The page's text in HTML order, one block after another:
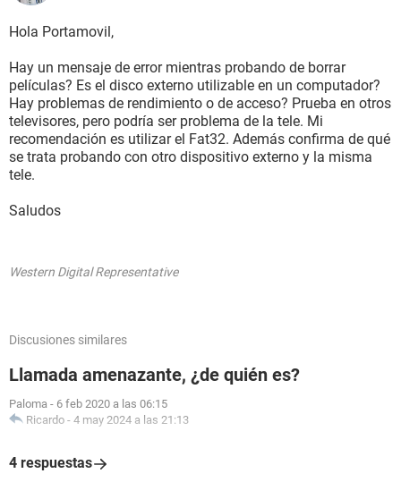
Hola Portamovil,
Hay un mensaje de error mientras probando de borrar
películas? Es el disco externo utilizable en un computador?
Hay problemas de rendimiento o de acceso? Prueba en otros
televisores, pero podría ser problema de la tele. Mi
recomendación es utilizar el Fat32. Además confirma de qué
se trata probando con otro dispositivo externo y la misma
tele.
Saludos
Western Digital Representative
Discusiones similares
Llamada amenazante, ¿de quién es?
Paloma - 6 feb 2020 a las 06:15
Ricardo - 4 may 2024 a las 21:13
4 respuestas